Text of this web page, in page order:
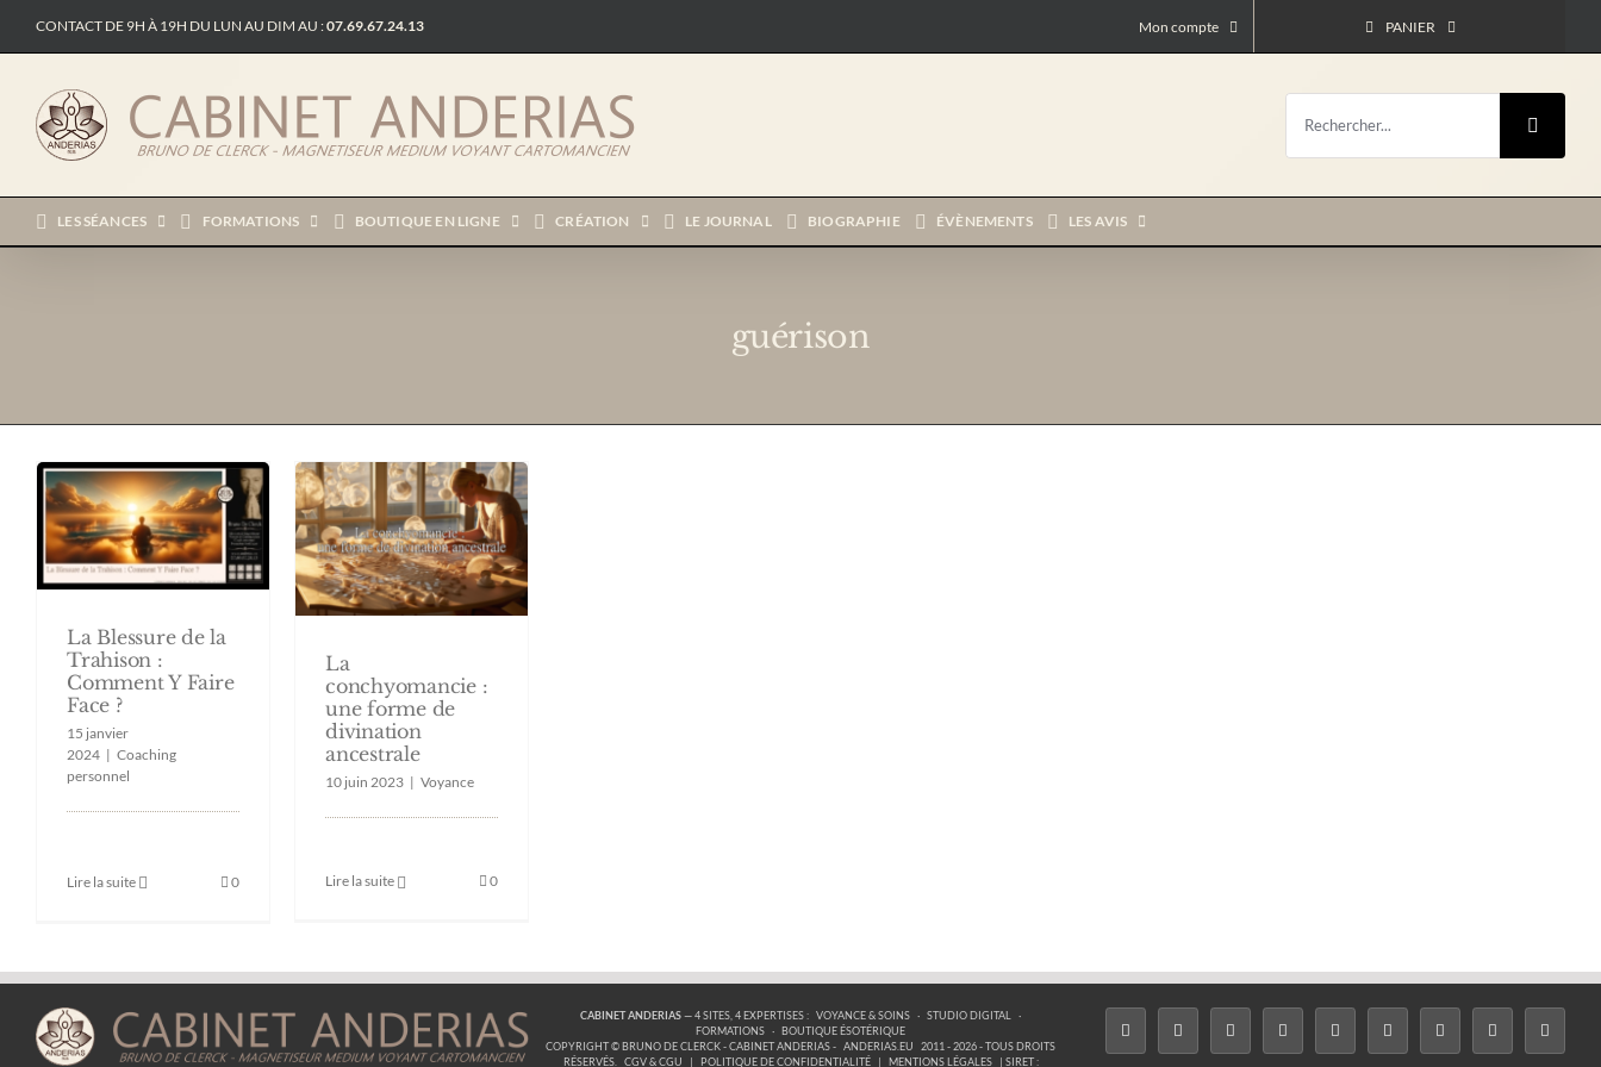
contenu
CONTACT DE 9H À 19H DU LUN AU DIM AU :07.69.67.24.13 Mon compte PANIER
Rechercher:
LES SÉANCES FORMATIONS BOUTIQUE EN LIGNE CRÉATION LE JOURNAL BIOGRAPHIE ÉVÈNEMENTS LES AVIS
guérison
La Blessure de la
Trahison : Comment
Y Faire Face ?
La Blessure de la
Trahison :
Comment Y Faire
Face ?
15 janvier
2024 | Coaching
personnel
Lire la suite 0
La conchyomancie :
une forme de
La
conchyomancie :
une forme de
divination
ancestrale
10 juin 2023 | Voyance
Lire la suite 0
CABINET ANDERIAS— 4 SITES, 4 EXPERTISES : VOYANCE & SOINS · STUDIO DIGITAL
·
FORMATIONS · BOUTIQUE ÉSOTÉRIQUE
COPYRIGHT © BRUNO DE CLERCK - CABINET ANDERIAS - ANDERIAS.EU
2011 - 2026 - TOUS DROITS
RÉSERVÉS.
CGV & CGU | POLITIQUE DE CONFIDENTIALITÉ | MENTIONS LÉGALES | SIRET :